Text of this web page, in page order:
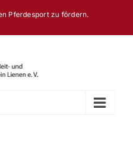
Pferdesport zu fördern.